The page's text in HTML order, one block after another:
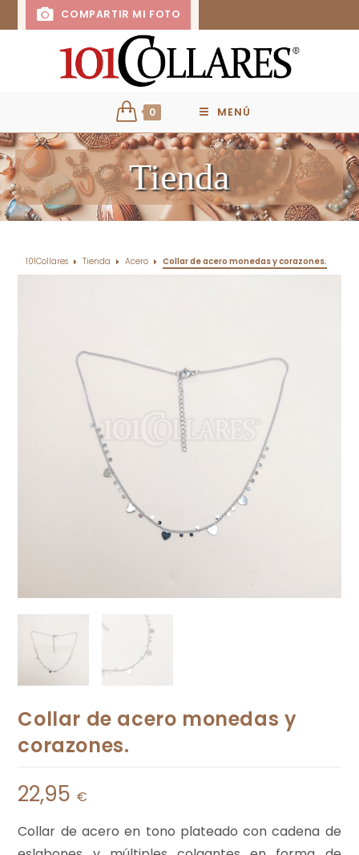
COMPARTIR MI FOTO
0 MENÚ
Tienda
101Collares Tienda Acero Collar de acero monedas y corazones.
Collar de acero monedas y
corazones.
22,95 €
Collar de acero en tono plateado con cadena de